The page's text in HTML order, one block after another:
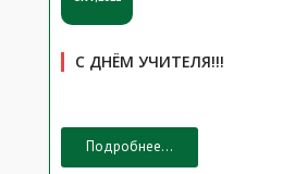
С ДНЁМ УЧИТЕЛЯ!!!
Подробнее...